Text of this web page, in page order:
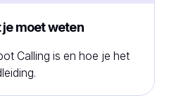
je moet weten
Calling is en hoe je het